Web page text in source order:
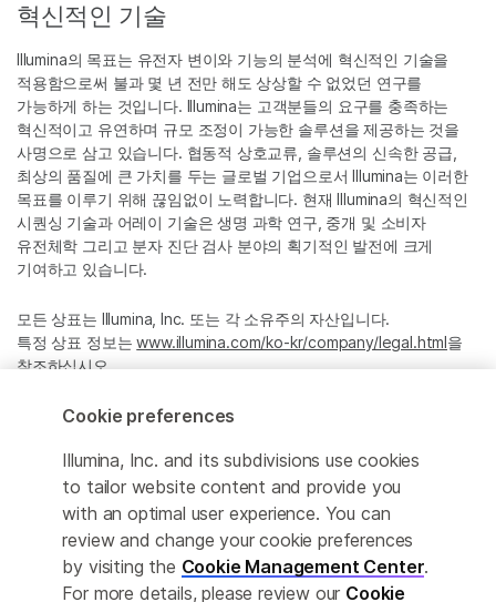
혁신적인 기술
Illumina의 목표는 유전자 변이와 기능의 분석에 혁신적인 기술을
적용함으로써 불과 몇 년 전만 해도 상상할 수 없었던 연구를
가능하게 하는 것입니다. Illumina는 고객분들의 요구를 충족하는
혁신적이고 유연하며 규모 조정이 가능한 솔루션을 제공하는 것을
사명으로 삼고 있습니다. 협동적 상호교류, 솔루션의 신속한 공급,
최상의 품질에 큰 가치를 두는 글로벌 기업으로서 Illumina는 이러한
목표를 이루기 위해 끊임없이 노력합니다. 현재 Illumina의 혁신적인
시퀀싱 기술과 어레이 기술은 생명 과학 연구, 중개 및 소비자
유전체학 그리고 분자 진단 검사 분야의 획기적인 발전에 크게
기여하고 있습니다.
모든 상표는 Illumina, Inc. 또는 각 소유주의 자산입니다.
특정 상표 정보는www.illumina.com/ko-kr/company/legal.html을
참조하십시오.
Privacy Policy
© 2026 Illumina, Inc. All rights reserved.
Cookie preferences
Illumina, Inc. and its subdivisions use cookies
to tailor website content and provide you
with an optimal user experience. You can
review and change your cookie preferences
by visiting the Cookie Management Center.
For more details, please review our Cookie